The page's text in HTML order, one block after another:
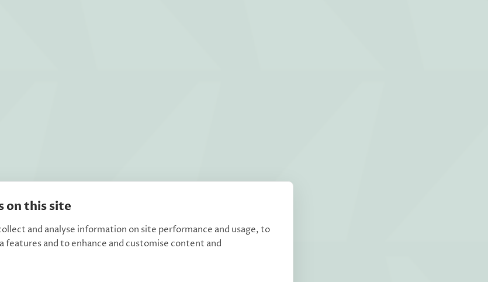
on this site
and analyse information on site performance and usage, to
features and to enhance and customise content and